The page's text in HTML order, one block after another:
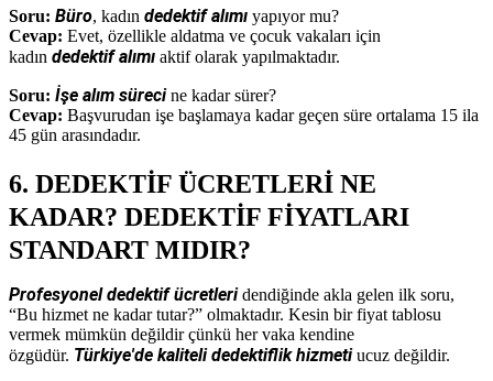
Soru: Büro, kadın dedektif alımı yapıyor mu?
Cevap: Evet, özellikle aldatma ve çocuk vakaları için
kadın dedektif alımı aktif olarak yapılmaktadır.
Soru: İşe alım sürecine kadar sürer?
Cevap: Başvurudan işe başlamaya kadar geçen süre ortalama 15 ila
45 gün arasındadır.
6. DEDEKTİF ÜCRETLERİ NE
KADAR? DEDEKTİF FİYATLARI
STANDART MIDIR?
Profesyonel dedektif ücretleridendiğinde akla gelen ilk soru,
“Bu hizmet ne kadar tutar?” olmaktadır. Kesin bir fiyat tablosu
vermek mümkün değildir çünkü her vaka kendine
özgüdür. Türkiye'de kaliteli dedektiflik hizmetiucuz değildir.